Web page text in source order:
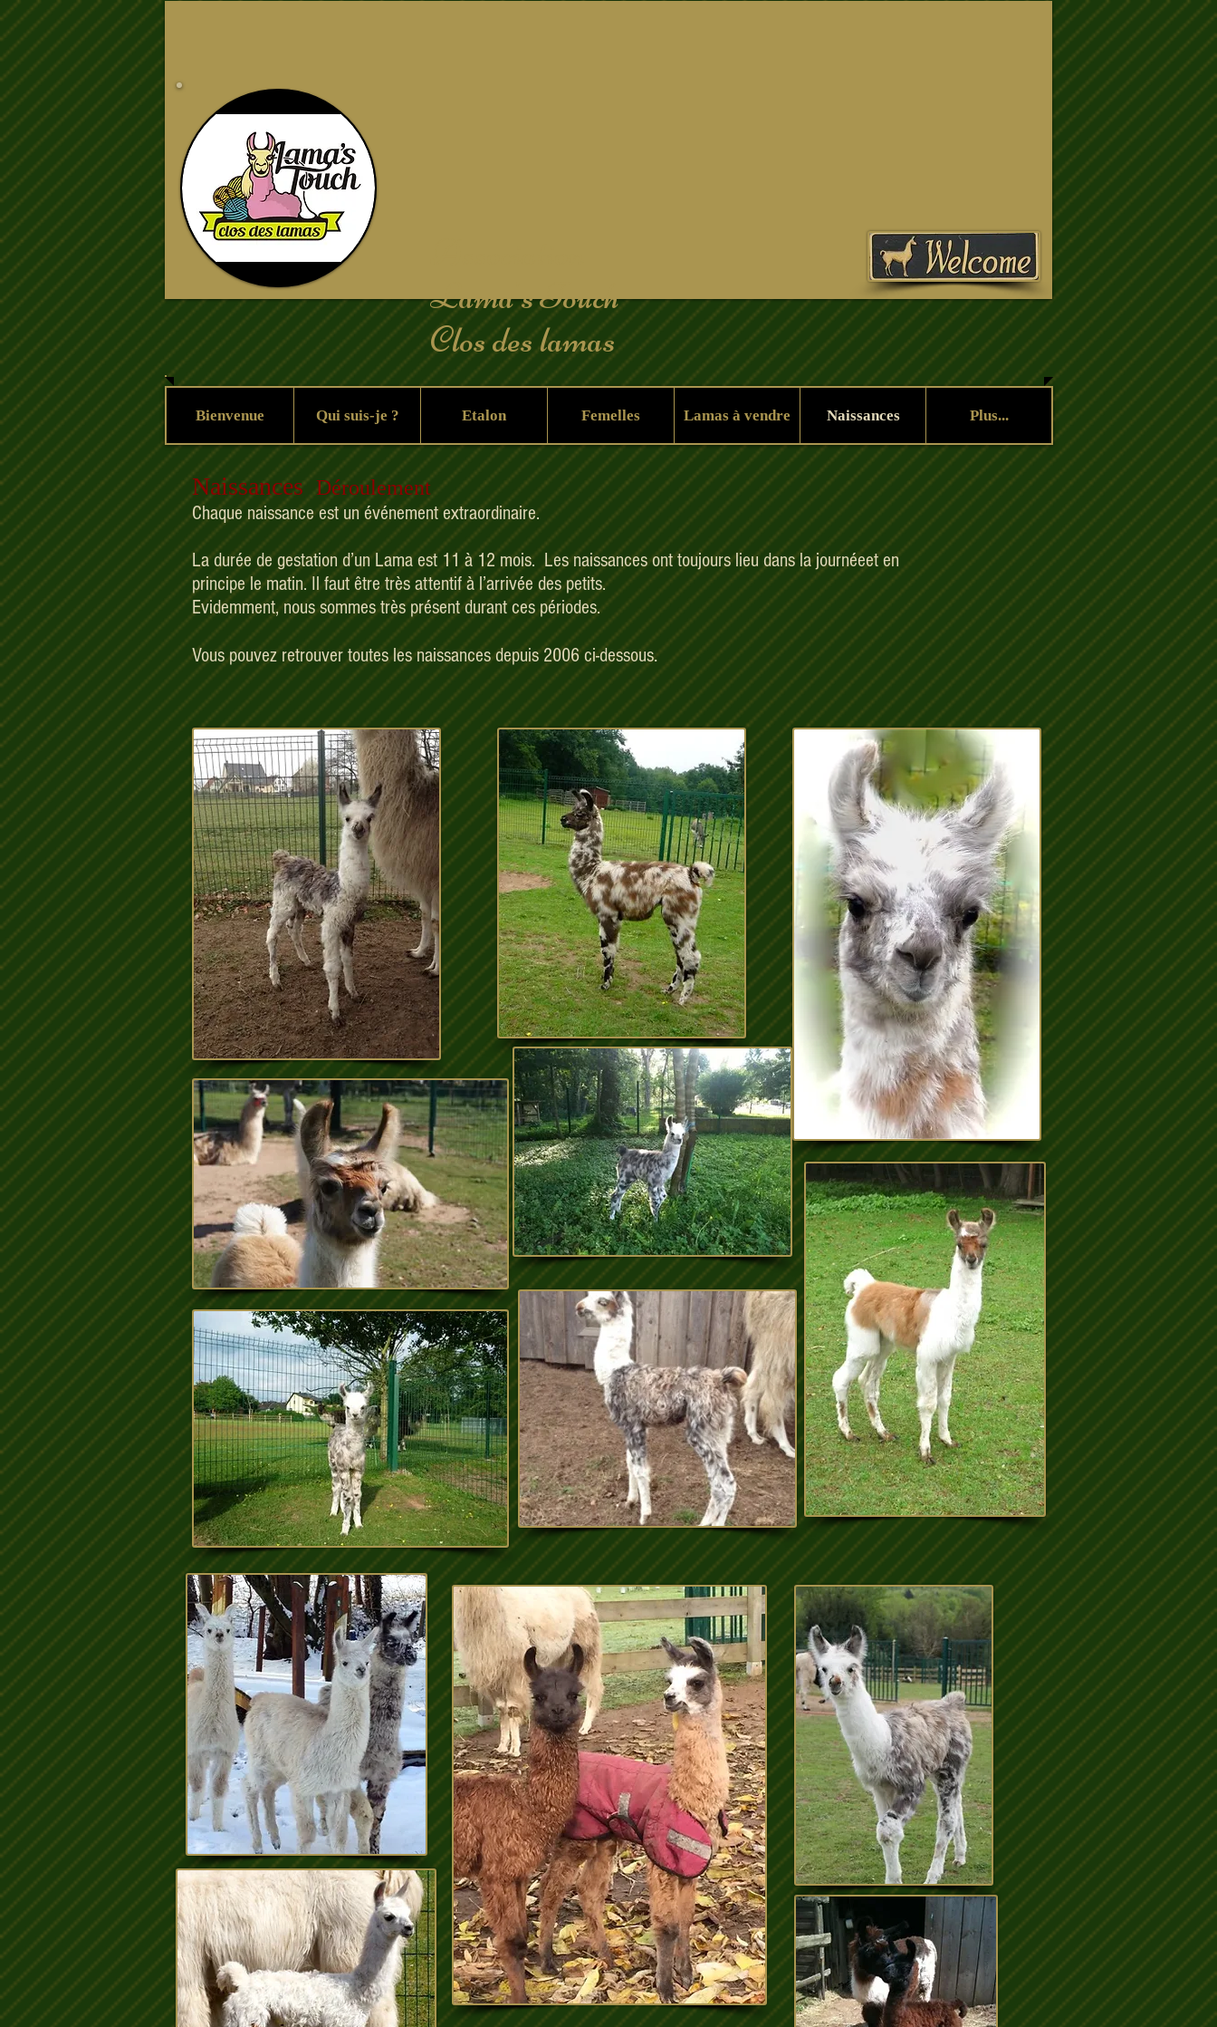
Lama's Touch
Clos des lamas
Bienvenue Qui suis-je ? Etalon Femelles Lamas à vendre Naissances Plus...
NaissancesDéroulement
Chaque naissance est un événement extraordinaire.
La durée de gestation d’un Lama est 11 à 12 mois. Les naissances ont toujours lieu dans la journéeet en
principe le matin. Il faut être très attentif à l’arrivée des petits.
Evidemment, nous sommes très présent durant ces périodes.
Vous pouvez retrouver toutes les naissances depuis 2006 ci-dessous.